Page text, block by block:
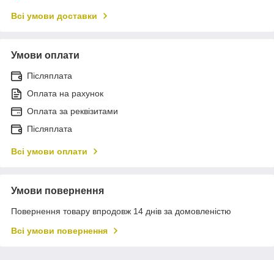
Всі умови доставки
Умови оплати
Післяплата
Оплата на рахунок
Оплата за реквізитами
Післяплата
Всі умови оплати
Умови повернення
Повернення товару впродовж 14 днів за домовленістю
Всі умови повернення